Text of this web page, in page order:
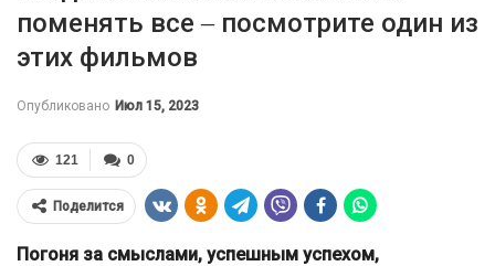
поменять все ‒ посмотрите один из
этих фильмов
Опубликовано Июл 15, 2023
0
121
Поделится
Погоня за смыслами, успешным успехом,